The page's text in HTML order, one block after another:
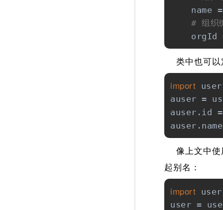
name
# 组织
orgId
类中也可以
import user
auser =
auser.id
像上文中使
起别名：
import
user =